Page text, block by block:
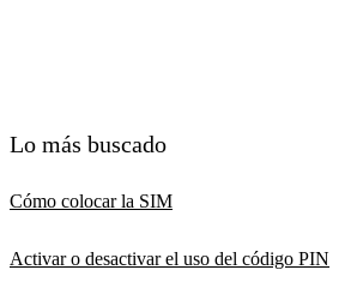
Lo más buscado
Cómo colocar la SIM
Activar o desactivar el uso del código PIN